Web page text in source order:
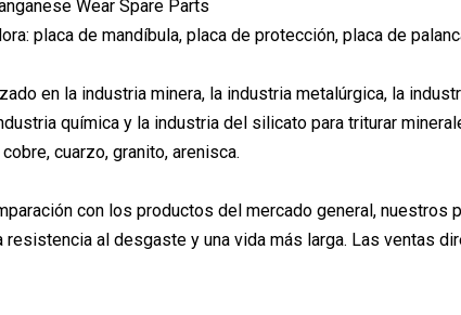
placa de mandíbula, placa de protección, placa de
en la industria minera, la industria metalúrgica, la
química y la industria del silicato para triturar
cuarzo, granito, arenisca.
con los productos del mercado general,
resistencia al desgaste y una vida más larga. Las ventas